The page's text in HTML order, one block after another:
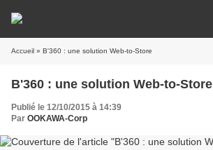
Accueil » B'360 : une solution Web-to-Store
B'360 : une solution Web-to-Store
Publié le 12/10/2015 à 14:39
Par OOKAWA-Corp